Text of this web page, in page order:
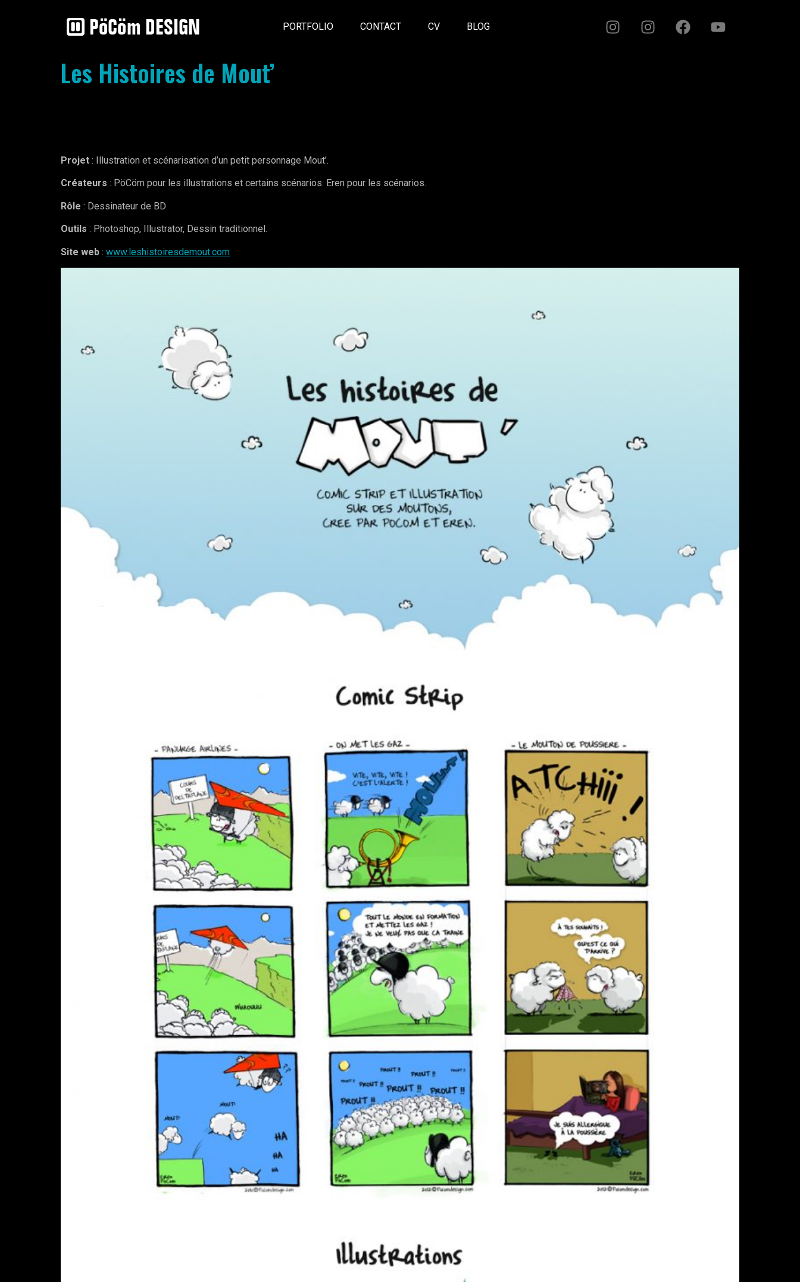
PORTFOLIO CONTACT CV BLOG
Les Histoires de Mout’
Projet : Illustration et scénarisation d’un petit personnage Mout’.
Créateurs : PöCöm pour les illustrations et certains scénarios. Eren pour les scénarios.
Rôle : Dessinateur de BD
Outils : Photoshop, Illustrator, Dessin traditionnel.
Site web : www.leshistoiresdemout.com